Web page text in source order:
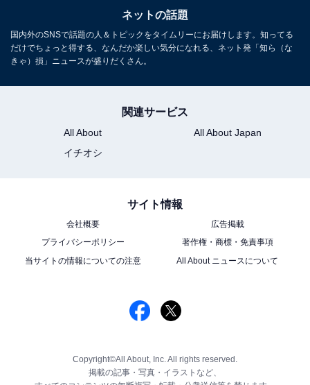
ネットの話題
国内外のSNSで話題の人＆トピックをタイムリーにお届けします。知ってる
だけでちょっと得する、なんだか楽しい気分になれる、ネット発「知ら（な
きゃ）損」ニュースが盛りだくさん。
関連サービス
All About
All About Japan
イチオシ
サイト情報
会社概要
広告掲載
プライバシーポリシー
著作権・商標・免責事項
当サイトの情報についての注意
All About ニュースについて
Copyright©All About, Inc. All rights reserved.
掲載の記事・写真・イラストなど、